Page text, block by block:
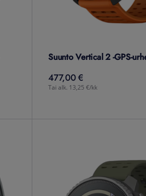
Suunto Vertical 2 -GPS-
477,00 €
477,00€
Tai alk. 13,25 €/kk